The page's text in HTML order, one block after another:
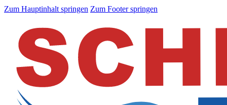
Zum Hauptinhalt springen Zum Footer springen